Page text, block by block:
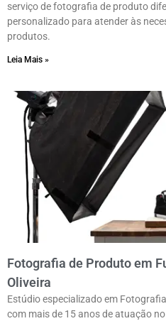
serviço de fotografia de produto
personalizado para atender às
produtos.
Leia Mais »
Fotografia de Produto em
Oliveira
Estúdio especializado em
com mais de 15 anos de atuação